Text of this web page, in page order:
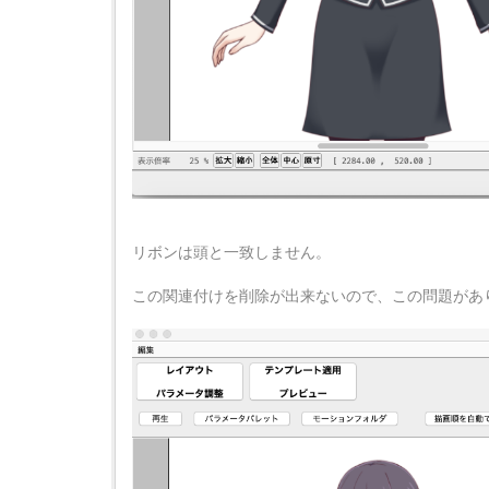
リボンは頭と一致しません。
この関連付けを削除が出来ないので、この問題があ